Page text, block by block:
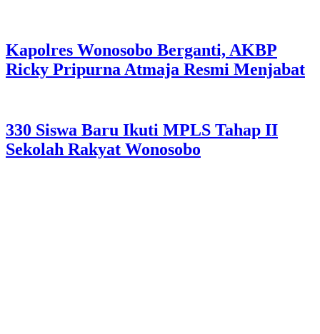
Kapolres Wonosobo Berganti, AKBP
Ricky Pripurna Atmaja Resmi Menjabat
330 Siswa Baru Ikuti MPLS Tahap II
Sekolah Rakyat Wonosobo